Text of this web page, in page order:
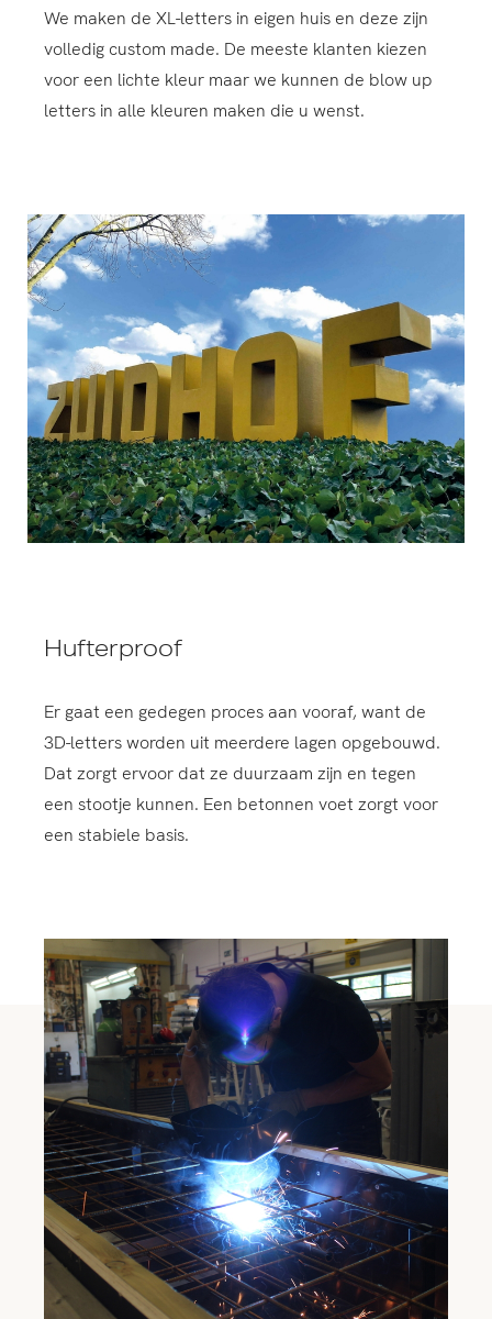
We maken de XL-letters in eigen huis en deze zijn
volledig custom made. De meeste klanten kiezen
voor een lichte kleur maar we kunnen de blow up
letters in alle kleuren maken die u wenst.
Hufterproof
Er gaat een gedegen proces aan vooraf, want de
3D-letters worden uit meerdere lagen opgebouwd.
Dat zorgt ervoor dat ze duurzaam zijn en tegen
een stootje kunnen. Een betonnen voet zorgt voor
een stabiele basis.